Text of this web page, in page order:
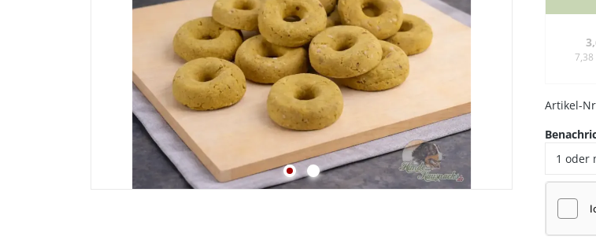
Lunge
Pansen & Lunge
Leber & Herz
Schwanz & Ochsenschwanz
Maul & Lefzen
Knochen & Beine
7,38
Artikel-